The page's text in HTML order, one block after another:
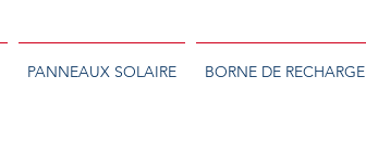
PANNEAUX SOLAIRE BORNE DE RECHARGE